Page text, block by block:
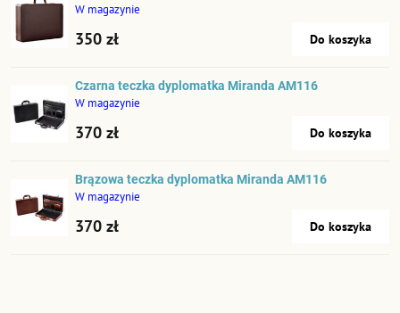
W magazynie
350 zł Do koszyka
Czarna teczka dyplomatka Miranda AM116
W magazynie
370 zł Do koszyka
Brązowa teczka dyplomatka Miranda AM116
W magazynie
370 zł Do koszyka